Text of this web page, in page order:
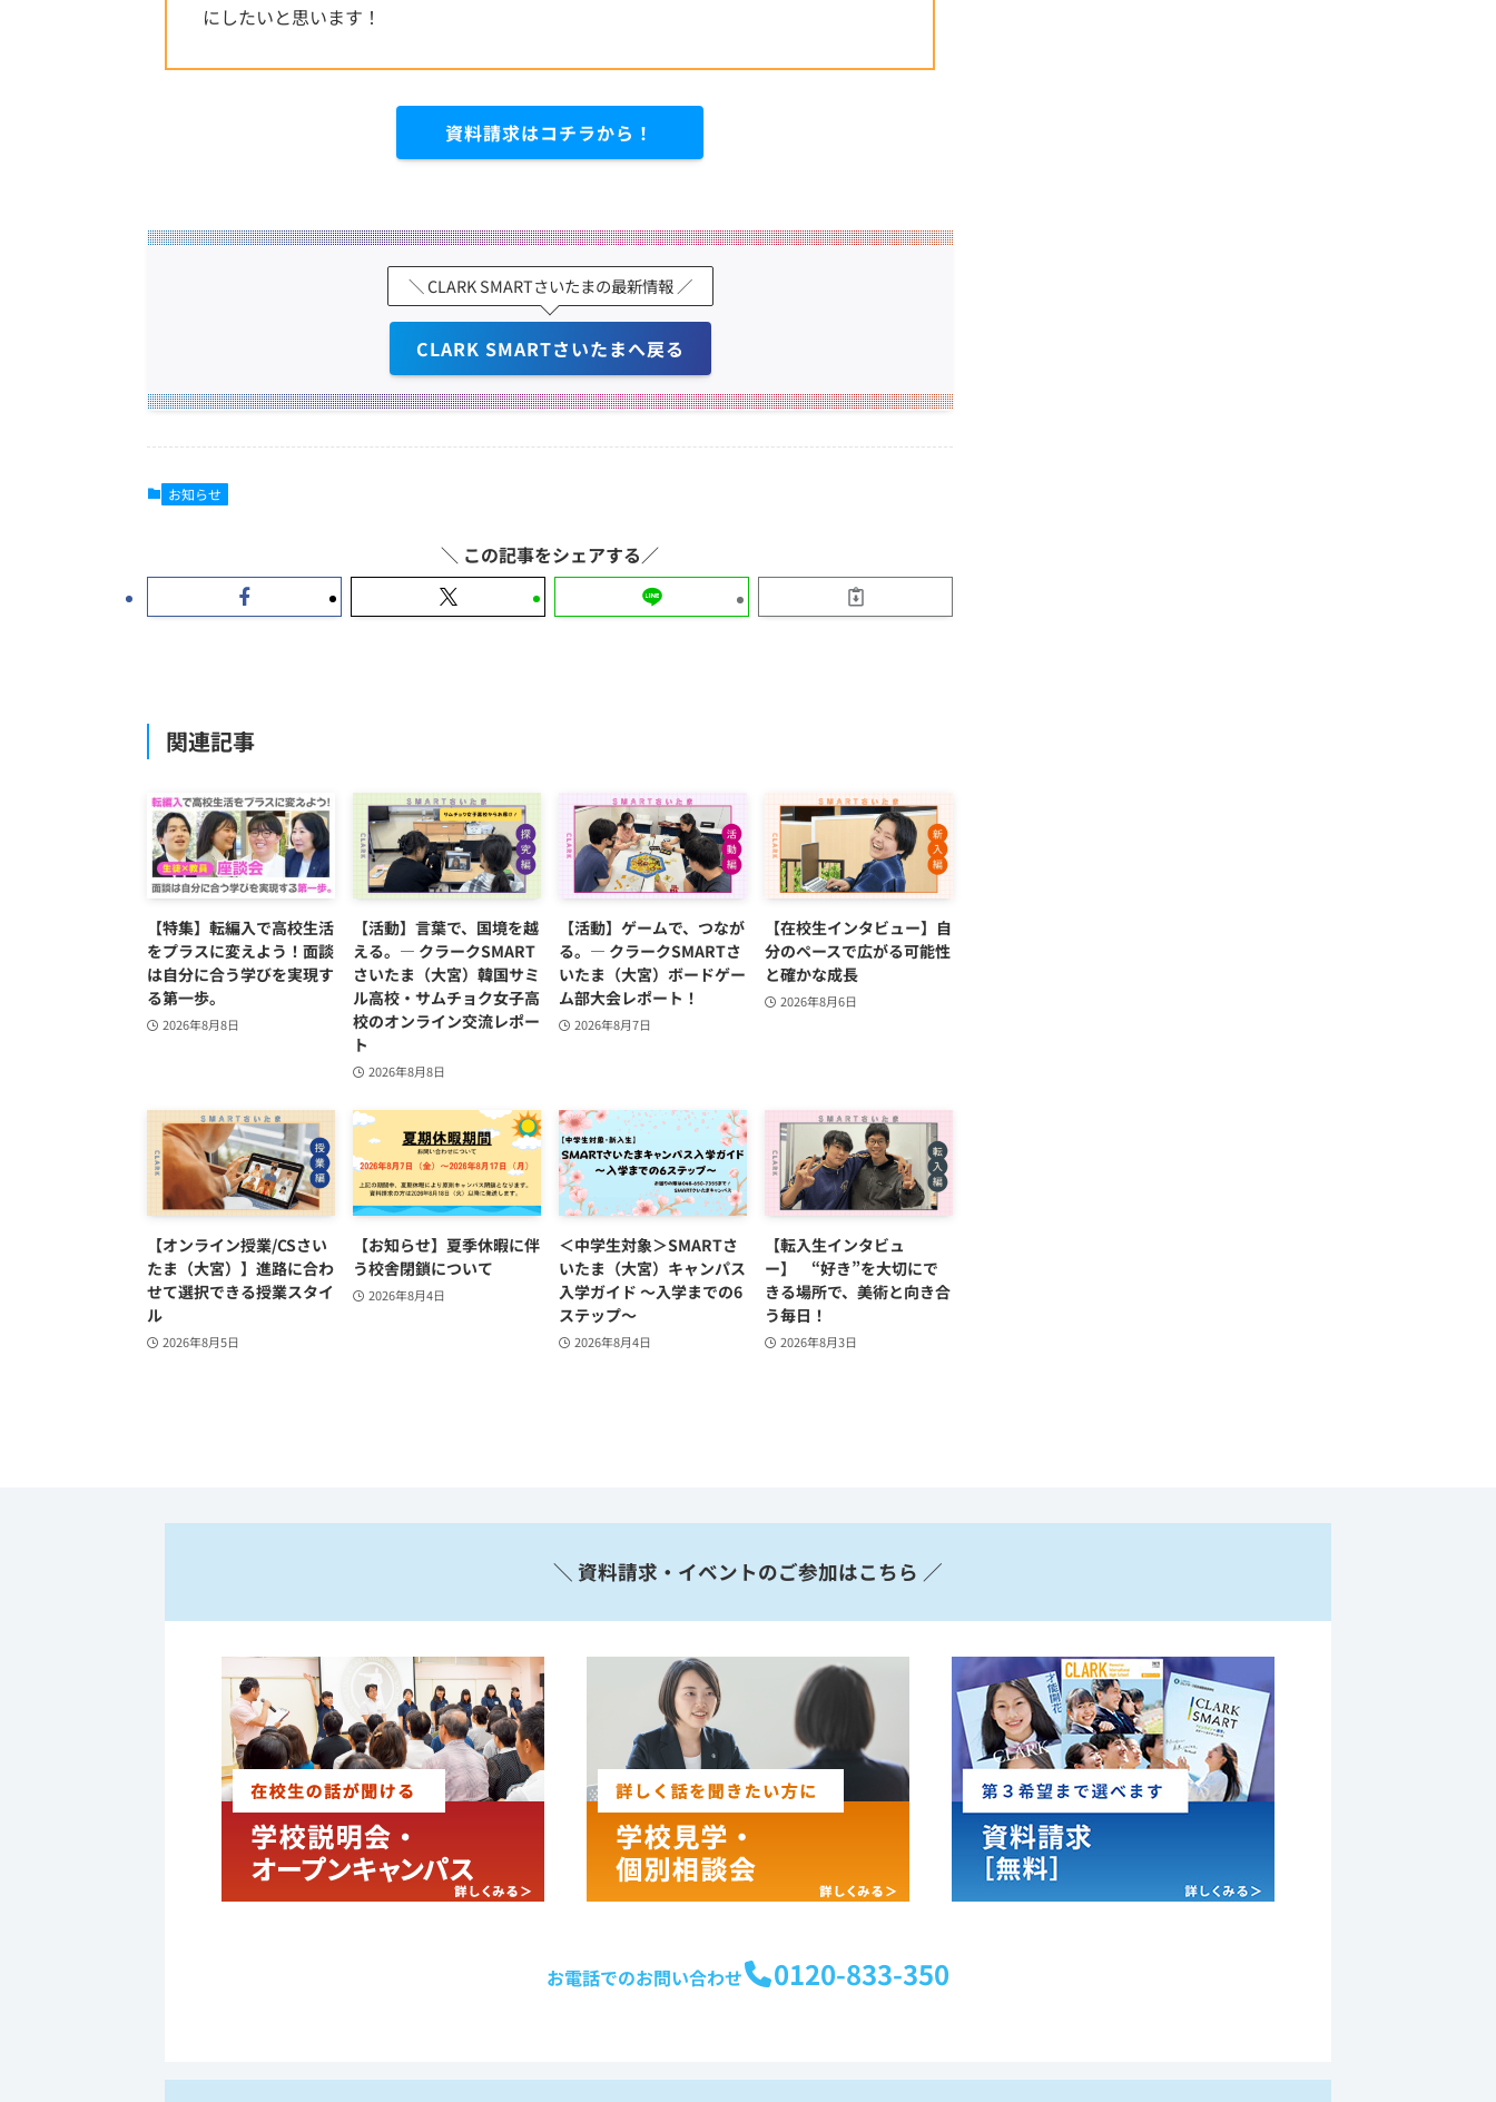
にしたいと思います！
資料請求はコチラから！
＼ CLARK SMARTさいたまの最新情報 ／
CLARK SMARTさいたまへ戻る
お知らせ
関連記事
【特集】転編入で高校生活
をプラスに変えよう！面談
は自分に合う学びを実現す
る第一歩。
2026年8月8日
【活動】言葉で、国境を越
える。― クラークSMART
さいたま（大宮）韓国サミ
ル高校・サムチョク女子高
校のオンライン交流レポー
ト
2026年8月8日
【活動】ゲームで、つなが
る。― クラークSMARTさ
いたま（大宮）ボードゲー
ム部大会レポート！
2026年8月7日
【在校生インタビュー】自
分のペースで広がる可能性
と確かな成長
2026年8月6日
【オンライン授業/CSさい
たま（大宮）】進路に合わ
せて選択できる授業スタイ
ル
2026年8月5日
【お知らせ】夏季休暇に伴
う校舎閉鎖について
2026年8月4日
＜中学生対象＞SMARTさ
いたま（大宮）キャンパス
入学ガイド ～入学までの6
ステップ～
2026年8月4日
【転入生インタビュ
ー】 “好き”を大切にで
きる場所で、美術と向き合
う毎日！
2026年8月3日
＼ 資料請求・イベントのご参加はこちら ／
お電話でのお問い合わせ 0120-833-350